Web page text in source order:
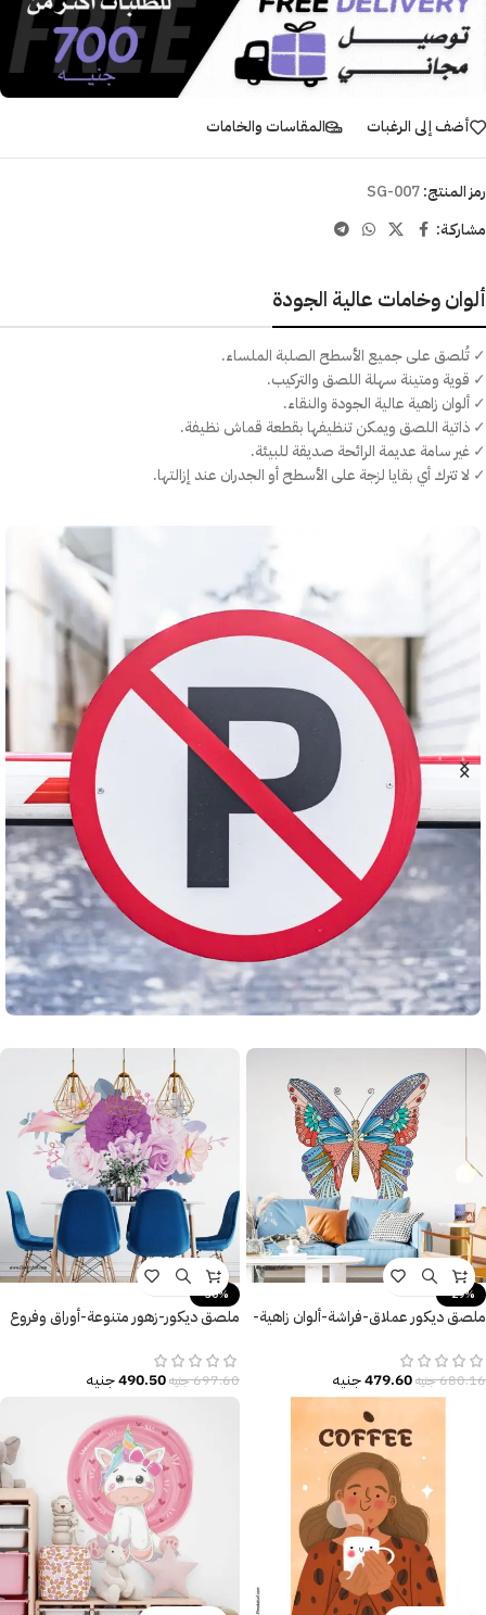
أضف إلى الرغبات المقاسات والخامات
رمز المنتج:SG-007
مشاركـة:
ألوان وخامات عالية الجودة
✓ تُلصق على جميع الأسطح الصلبة الملساء.
✓ قوية ومتينة سهلة اللصق والتركيب.
✓ ألوان زاهية عالية الجودة والنقاء.
✓ ذاتية اللصق ويمكن تنظيفها بقطعة قماش نظيفة.
✓ غير سامة عديمة الرائحة صديقة للبيئة.
✓ لا تترك أي بقايا لزجة على الأسطح أو الجدران عند إزالتها.
-29%
ملصق ديكور عملاق-فراشة-ألوان زاهية-
680.16جنيه479.60جنيه
-30%
ملصق ديكور-زهور متنوعة-أوراق وفروع
697.60جنيه490.50جنيه